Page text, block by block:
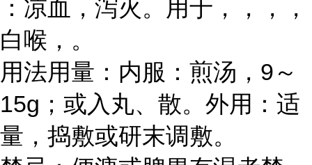
：凉血，泻火。用于，，，，
白喉，。
用法用量：内服：煎汤，9～
15g；或入丸、散。外用：适
量，捣敷或研末调敷。